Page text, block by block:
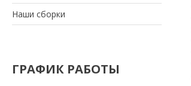
Наши сборки
ГРАФИК РАБОТЫ